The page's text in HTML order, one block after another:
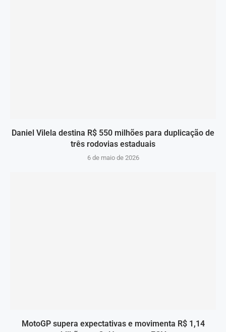
Daniel Vilela destina R$ 550 milhões para duplicação de
três rodovias estaduais
6 de maio de 2026
MotoGP supera expectativas e movimenta R$ 1,14